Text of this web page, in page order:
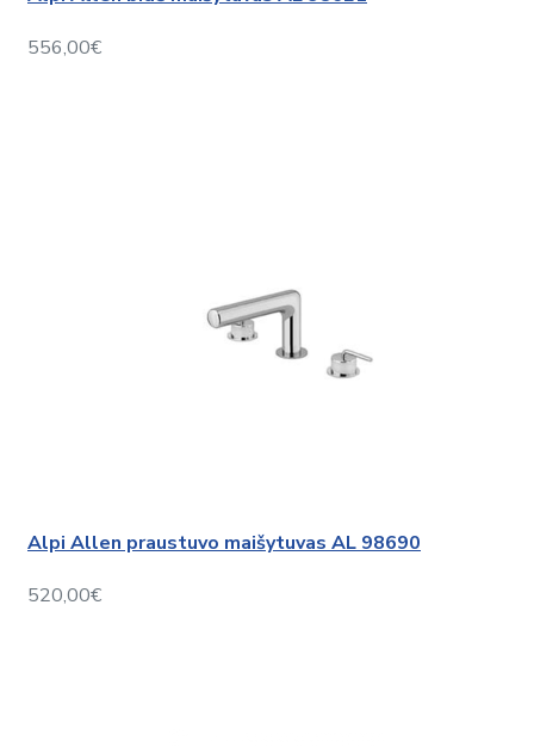
556,00€
Alpi Allen praustuvo maišytuvas AL 98690
520,00€